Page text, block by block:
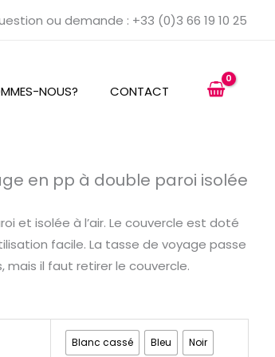
ou demande : +33 (0)3 66 19 10 25
NOUS? CONTACT
en pp à double paroi isolée
et isolée à l’air. Le couvercle est doté
facile. La tasse de voyage passe
il faut retirer le couvercle.
Blanc cassé Bleu Noir